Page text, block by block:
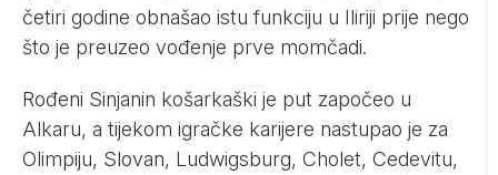
četiri godine obnašao istu funkciju u Iliriji prije nego
što je preuzeo vođenje prve momčadi.
Rođeni Sinjanin košarkaški je put započeo u
Alkaru, a tijekom igračke karijere nastupao je za
Olimpiju, Slovan, Ludwigsburg, Cholet, Cedevitu,